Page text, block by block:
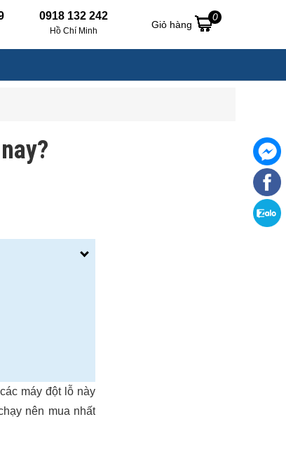
0918 132 242
Hồ Chí Minh
Giỏ hàng
0
máy đột lỗ này
nên mua nhất